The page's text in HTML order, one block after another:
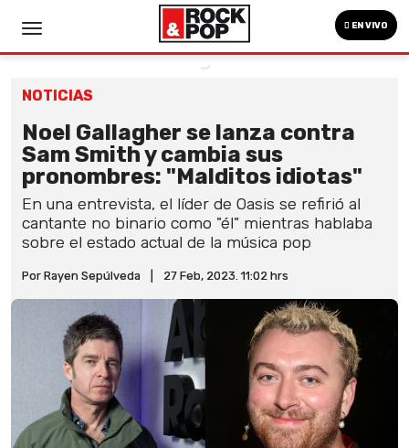
EN VIVO
NOTICIAS
Noel Gallagher se lanza contra
Sam Smith y cambia sus
pronombres: "Malditos idiotas"
En una entrevista, el líder de Oasis se refirió al
cantante no binario como "él" mientras hablaba
sobre el estado actual de la música pop
Por Rayen Sepúlveda 27 Feb, 2023. 11:02 hrs